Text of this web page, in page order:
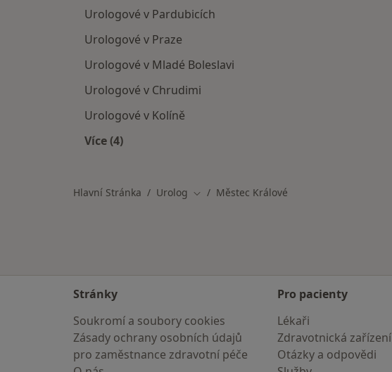
Urologové v Pardubicích
Urologové v Praze
Urologové v Mladé Boleslavi
Urologové v Chrudimi
Urologové v Kolíně
Více (4)
Hlavní Stránka Urolog Změna města
Městec Králové
Stránky
Soukromí a soubory cookies
Zásady ochrany osobních údajů
pro zaměstnance zdravotní péče
Pro pacienty
Lékaři
Zdravotnická zařízení
Otázky a odpovědi